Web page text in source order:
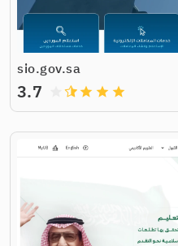
sio.gov.sa
grade
grade
grade
3.7